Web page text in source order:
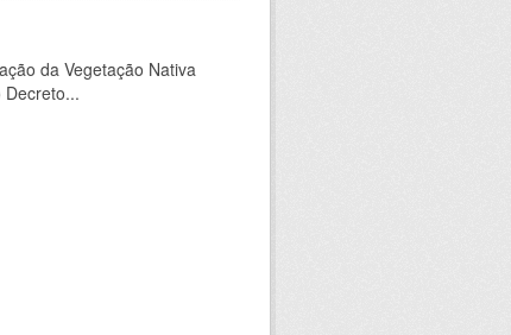
da Vegetação Nativa